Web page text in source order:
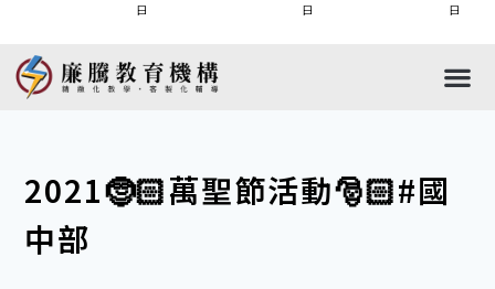
日 日 日
2021🤶🏻萬聖節活動🎅🏻#國
中部